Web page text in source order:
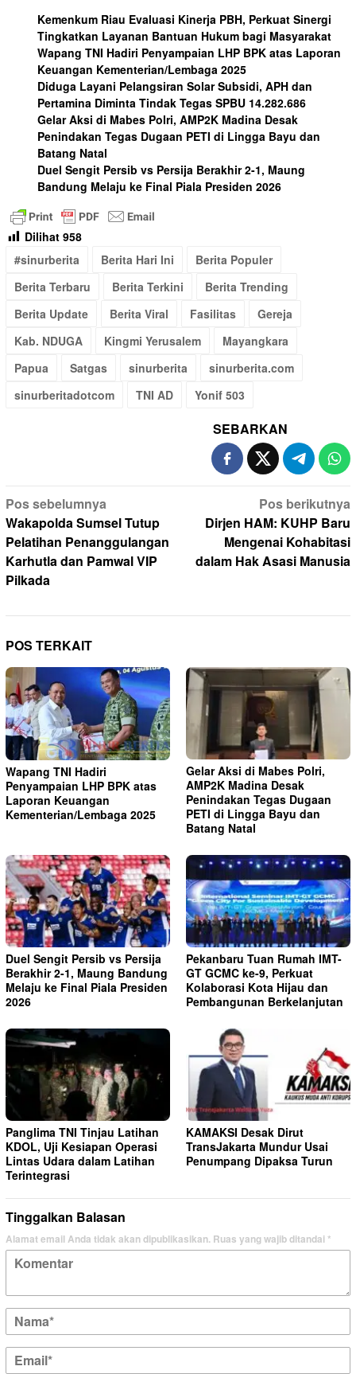
Kemenkum Riau Evaluasi Kinerja PBH, Perkuat Sinergi
Tingkatkan Layanan Bantuan Hukum bagi Masyarakat
Wapang TNI Hadiri Penyampaian LHP BPK atas Laporan
Keuangan Kementerian/Lembaga 2025
Diduga Layani Pelangsiran Solar Subsidi, APH dan
Pertamina Diminta Tindak Tegas SPBU 14.282.686
Gelar Aksi di Mabes Polri, AMP2K Madina Desak
Penindakan Tegas Dugaan PETI di Lingga Bayu dan
Batang Natal
Duel Sengit Persib vs Persija Berakhir 2-1, Maung
Bandung Melaju ke Final Piala Presiden 2026
Dilihat 958
#sinurberita
Berita Hari Ini
Berita Populer
Berita Terbaru
Berita Terkini
Berita Trending
Berita Update
Berita Viral Fasilitas
Gereja
Kab. NDUGA
Kingmi Yerusalem
Mayangkara
Papua
Satgas sinurberita
sinurberita.com
sinurberitadotcom
TNI AD Yonif 503
SEBARKAN
Navigasi
pos
Pos sebelumnya
Wakapolda Sumsel Tutup
Pelatihan Penanggulangan
Karhutla dan Pamwal VIP
Pilkada
Pos berikutnya
Dirjen HAM: KUHP Baru
Mengenai Kohabitasi
dalam Hak Asasi Manusia
POS TERKAIT
Wapang TNI Hadiri
Penyampaian LHP BPK atas
Laporan Keuangan
Kementerian/Lembaga 2025
Gelar Aksi di Mabes Polri,
AMP2K Madina Desak
Penindakan Tegas Dugaan
PETI di Lingga Bayu dan
Batang Natal
Duel Sengit Persib vs Persija
Berakhir 2-1, Maung Bandung
Melaju ke Final Piala Presiden
2026
Pekanbaru Tuan Rumah IMT-
GT GCMC ke-9, Perkuat
Kolaborasi Kota Hijau dan
Pembangunan Berkelanjutan
Panglima TNI Tinjau Latihan
KDOL, Uji Kesiapan Operasi
Lintas Udara dalam Latihan
Terintegrasi
KAMAKSI Desak Dirut
TransJakarta Mundur Usai
Penumpang Dipaksa Turun
Tinggalkan Balasan
Alamat email Anda tidak akan dipublikasikan. Ruas yang wajib ditandai*